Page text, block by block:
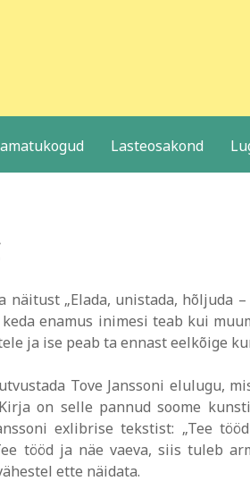
Lasteosakond
„Elada, unistada, hõljuda –
enamus inimesi teab kui
ja ise peab ta ennast eelkõige
Tove Janssoni elulugu,
on selle pannud soome
exlibrise tekstist: „Tee
tööd ja näe vaeva, siis tuleb
ette näidata.